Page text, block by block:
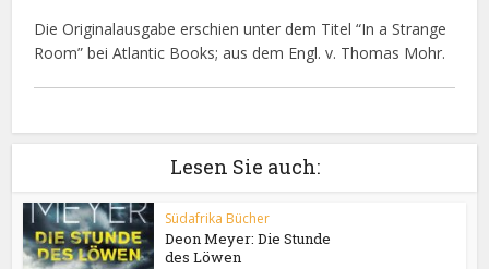
Die Originalausgabe erschien unter dem Titel “In a Strange
Room” bei Atlantic Books; aus dem Engl. v. Thomas Mohr.
Lesen Sie auch:
Südafrika Bücher
Deon Meyer: Die Stunde
des Löwen